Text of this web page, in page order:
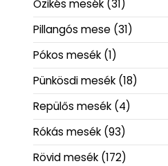
Őzikés mesék (31)
Pillangós mese (31)
Pókos mesék (1)
Pünkösdi mesék (18)
Repülős mesék (4)
Rókás mesék (93)
Rövid mesék (172)